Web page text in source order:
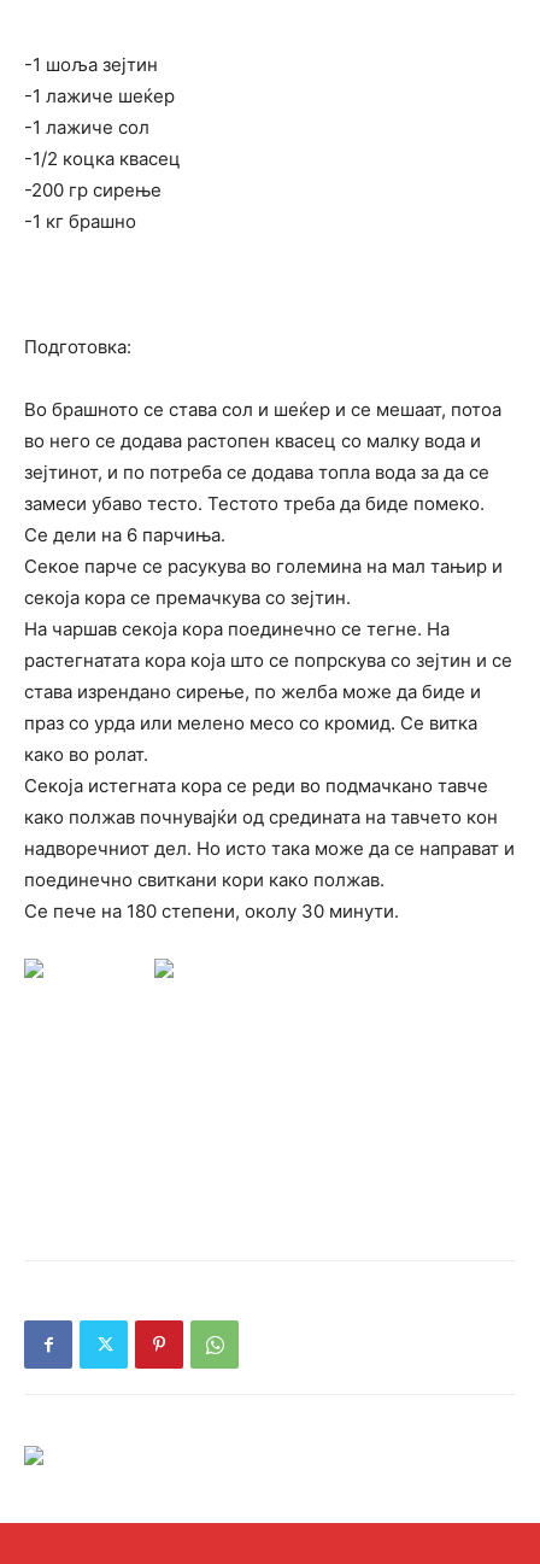
-1 шоља зејтин
-1 лажиче шеќер
-1 лажиче сол
-1/2 коцка квасец
-200 гр сирење
-1 кг брашно
Подготовка:
Во брашното се става сол и шеќер и се мешаат, потоа
во него се додава растопен квасец со малку вода и
зејтинот, и по потреба се додава топла вода за да се
замеси убаво тесто. Тестото треба да биде помеко.
Се дели на 6 парчиња.
Секое парче се расукува во големина на мал тањир и
секоја кора се премачкува со зејтин.
На чаршав секоја кора поединечно се тегне. На
растегнатата кора која што се попрскува со зејтин и се
става изрендано сирење, по желба може да биде и
праз со урда или мелено месо со кромид. Се витка
како во ролат.
Секоја истегната кора се реди во подмачкано тавче
како полжав почнувајќи од средината на тавчето кон
надворечниот дел. Но исто така може да се направат и
поединечно свиткани кори како полжав.
Се пече на 180 степени, околу 30 минути.